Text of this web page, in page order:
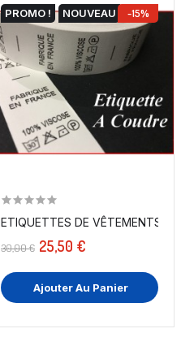
ETIQUETTE DE VÊTEMENTS 100 % POLYESTER X PAR...
PROMO ! NOUVEAU -15%
ETIQUETTES DE VÊTEMENTS "
30,00 € 25,50 €
Ajouter Au Panier